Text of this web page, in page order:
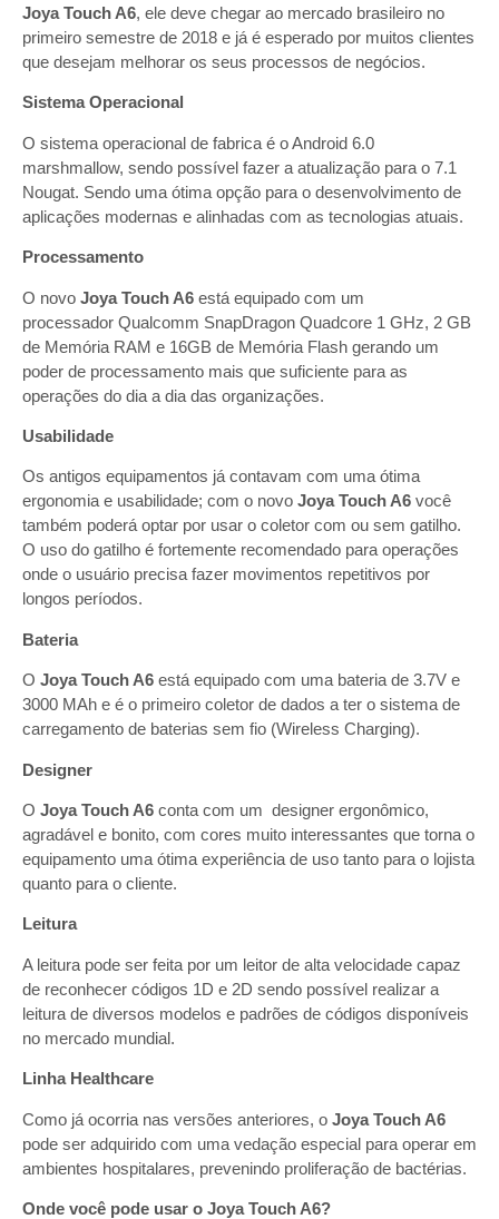
Joya Touch A6, ele deve chegar ao mercado brasileiro no
primeiro semestre de 2018 e já é esperado por muitos clientes
que desejam melhorar os seus processos de negócios.
Sistema Operacional
O sistema operacional de fabrica é o Android 6.0
marshmallow, sendo possível fazer a atualização para o 7.1
Nougat. Sendo uma ótima opção para o desenvolvimento de
aplicações modernas e alinhadas com as tecnologias atuais.
Processamento
O novo Joya Touch A6 está equipado com um
processador Qualcomm SnapDragon Quadcore 1 GHz, 2 GB
de Memória RAM e 16GB de Memória Flash gerando um
poder de processamento mais que suficiente para as
operações do dia a dia das organizações.
Usabilidade
Os antigos equipamentos já contavam com uma ótima
ergonomia e usabilidade; com o novo Joya Touch A6 você
também poderá optar por usar o coletor com ou sem gatilho.
O uso do gatilho é fortemente recomendado para operações
onde o usuário precisa fazer movimentos repetitivos por
longos períodos.
Bateria
O Joya Touch A6 está equipado com uma bateria de 3.7V e
3000 MAh e é o primeiro coletor de dados a ter o sistema de
carregamento de baterias sem fio (Wireless Charging).
Designer
O Joya Touch A6 conta com um designer ergonômico,
agradável e bonito, com cores muito interessantes que torna o
equipamento uma ótima experiência de uso tanto para o lojista
quanto para o cliente.
Leitura
A leitura pode ser feita por um leitor de alta velocidade capaz
de reconhecer códigos 1D e 2D sendo possível realizar a
leitura de diversos modelos e padrões de códigos disponíveis
no mercado mundial.
Linha Healthcare
Como já ocorria nas versões anteriores, o Joya Touch A6
pode ser adquirido com uma vedação especial para operar em
ambientes hospitalares, prevenindo proliferação de bactérias.
Onde você pode usar o Joya Touch A6?